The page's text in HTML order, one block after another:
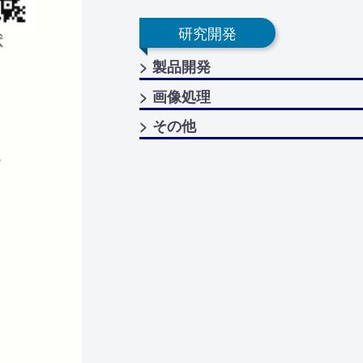
研究開発
> 製品開発
> 画像処理
> その他